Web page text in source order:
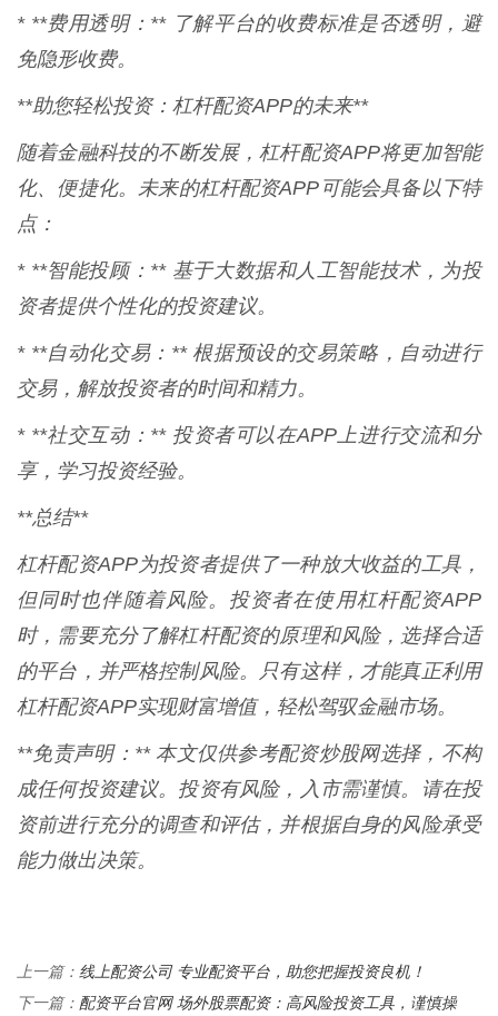
* **费用透明：** 了解平台的收费标准是否透明，避
免隐形收费。
**助您轻松投资：杠杆配资APP的未来**
随着金融科技的不断发展，杠杆配资APP将更加智能
化、便捷化。未来的杠杆配资APP可能会具备以下特
点：
* **智能投顾：** 基于大数据和人工智能技术，为投
资者提供个性化的投资建议。
* **自动化交易：** 根据预设的交易策略，自动进行
交易，解放投资者的时间和精力。
* **社交互动：** 投资者可以在APP上进行交流和分
享，学习投资经验。
**总结**
杠杆配资APP为投资者提供了一种放大收益的工具，
但同时也伴随着风险。投资者在使用杠杆配资APP
时，需要充分了解杠杆配资的原理和风险，选择合适
的平台，并严格控制风险。只有这样，才能真正利用
杠杆配资APP实现财富增值，轻松驾驭金融市场。
**免责声明：** 本文仅供参考配资炒股网选择，不构
成任何投资建议。投资有风险，入市需谨慎。请在投
资前进行充分的调查和评估，并根据自身的风险承受
能力做出决策。
上一篇： 线上配资公司 专业配资平台，助您把握投资良机！
下一篇： 配资平台官网 场外股票配资：高风险投资工具，谨慎操